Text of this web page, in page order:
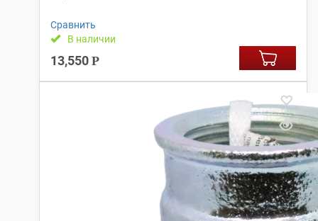
Сравнить
В наличии
13,550 Р